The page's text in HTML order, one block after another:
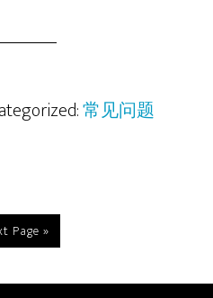
常见问题
Page »